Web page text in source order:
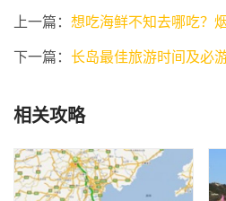
上一篇： 想吃海鲜不知去哪吃？
下一篇： 长岛最佳旅游时间及必
相关攻略